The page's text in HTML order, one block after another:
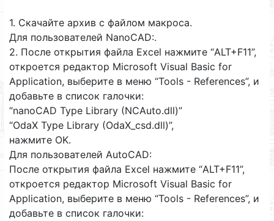
1. Скачайте архив с файлом макроса.
Для пользователей NanoCAD:.
2. После открытия файла Excel нажмите “ALT+F11”,
откроется редактор Microsoft Visual Basic for
Application, выберите в меню “Tools - References”, и
добавьте в список галочки:
“nanoCAD Type Library (NCAuto.dll)”
“OdaX Type Library (OdaX_csd.dll)”,
нажмите OK.
Для пользователей AutoCAD:
После открытия файла Excel нажмите “ALT+F11”,
откроется редактор Microsoft Visual Basic for
Application, выберите в меню “Tools - References”, и
добавьте в список галочки: